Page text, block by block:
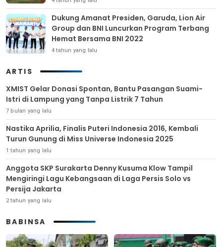
Dukung Amanat Presiden, Garuda, Lion Air
Group dan BNI Luncurkan Program Terbang
Hemat Bersama BNI 2022
4 tahun yang lalu
ARTIS
XMIST Gelar Donasi Spontan, Bantu Pasangan Suami-
Istri di Lampung yang Tanpa Listrik 7 Tahun
7 bulan yang lalu
Nastika Aprilia, Finalis Puteri Indonesia 2016, Kembali
Turun Gunung di Miss Universe Indonesia 2025
1 tahun yang lalu
Anggota SKP Surakarta Denny Kusuma Klow Tampil
Mengiringi Lagu Kebangsaan di Laga Persis Solo vs
Persija Jakarta
2 tahun yang lalu
BABINSA